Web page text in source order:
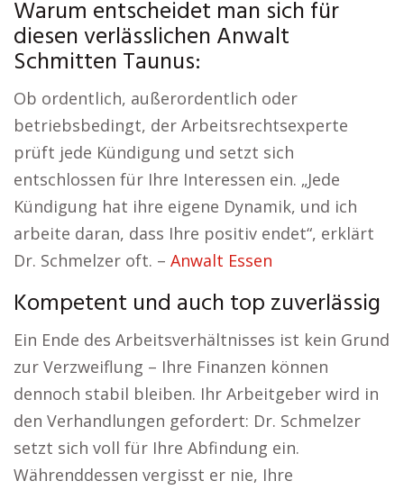
Warum entscheidet man sich für
diesen verlässlichen Anwalt
Schmitten Taunus:
Ob ordentlich, außerordentlich oder
betriebsbedingt, der Arbeitsrechtsexperte
prüft jede Kündigung und setzt sich
entschlossen für Ihre Interessen ein. „Jede
Kündigung hat ihre eigene Dynamik, und ich
arbeite daran, dass Ihre positiv endet“, erklärt
Dr. Schmelzer oft. – Anwalt Essen
Kompetent und auch top zuverlässig
Ein Ende des Arbeitsverhältnisses ist kein Grund
zur Verzweiflung – Ihre Finanzen können
dennoch stabil bleiben. Ihr Arbeitgeber wird in
den Verhandlungen gefordert: Dr. Schmelzer
setzt sich voll für Ihre Abfindung ein.
Währenddessen vergisst er nie, Ihre